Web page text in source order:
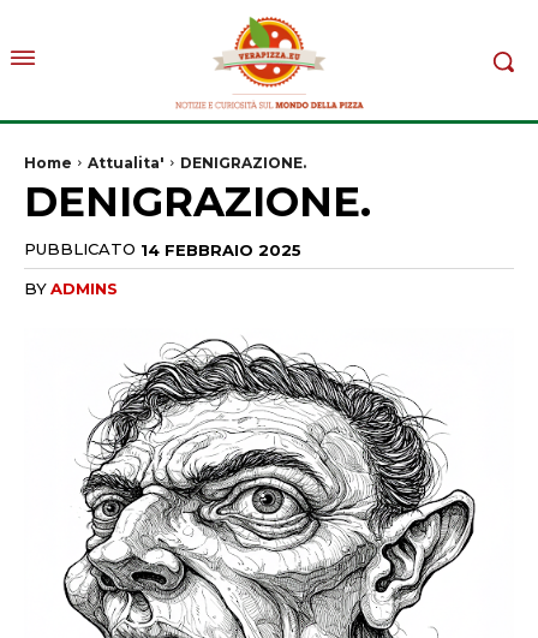
Home Attualita' DENIGRAZIONE.
DENIGRAZIONE.
PUBBLICATO 14 FEBBRAIO 2025
BYADMINS